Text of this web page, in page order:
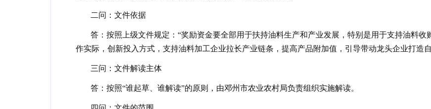
二问：文件依据
答：按照上级文件规定：“奖励资金要全部用于扶持油料生产和产业发展，特别是用于支持油料
作实际，创新投入方式，支持油料加工企业拉长产业链条，提高产品附加值，引导带动龙头企业打造
三问：文件解读主体
答：按照“谁起草、谁解读”的原则，由邓州市农业农村局负责组织实施解读。